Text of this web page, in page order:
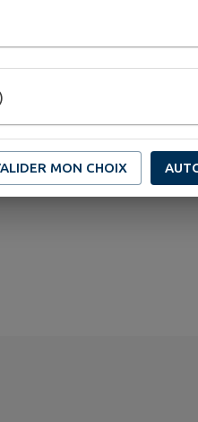
:
https://
pour-octobre-rose-a-
05 41
67 11 26 22
MON CHOIX